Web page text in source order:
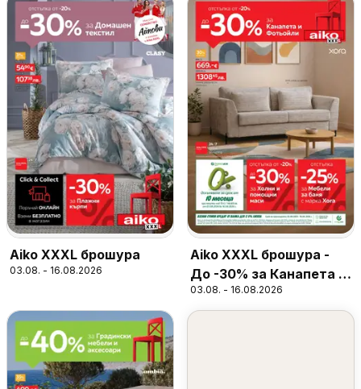
Aiko XXXL брошура
03.08. - 16.08.2026
Aiko XXXL брошура -
До -30% за Канапета и
Фотьойли
03.08. - 16.08.2026